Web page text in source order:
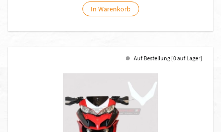
In Warenkorb
Auf Bestellung [0 auf Lager]